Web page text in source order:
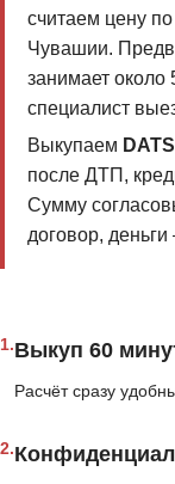
считаем цену
Чувашии.
занимает около
специалист
Выкупаем
после ДТП,
Сумму
договор,
1.Выкуп 60
Расчёт сразу
2.